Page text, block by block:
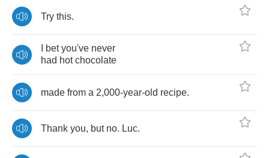
Try this.
bet you've never
had hot chocolate
made from a 2,000-year-old recipe.
Thank you, but no. Luc.